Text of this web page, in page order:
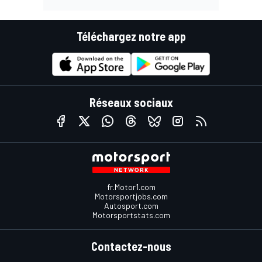
Téléchargez notre app
Réseaux sociaux
fr.Motor1.com
Motorsportjobs.com
Autosport.com
Motorsportstats.com
Contactez-nous